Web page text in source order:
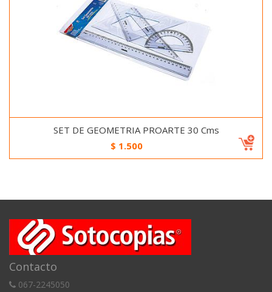
SET DE GEOMETRIA PROARTE 30 Cms
$ 1.500
Contacto
067-2245050